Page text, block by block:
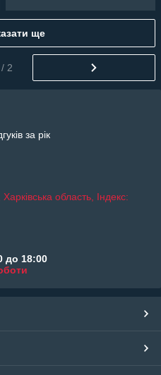
ще
/ 2
за рік
область, Індекс:
до 18:00